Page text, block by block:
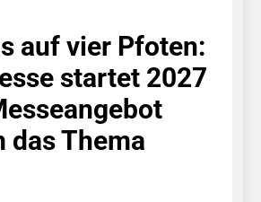
auf vier Pfoten:
startet 2027
das Thema